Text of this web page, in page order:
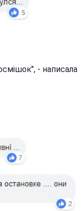
- написала